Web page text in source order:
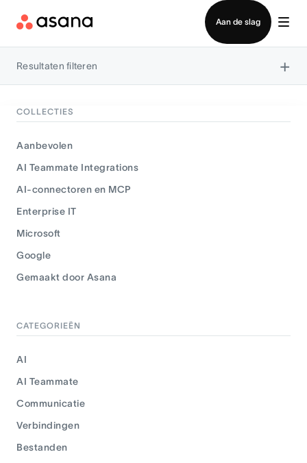
Aan de slag
Contact opnemen met verkoop
Resultaten filteren ×
COLLECTIES
Aanbevolen
AI Teammate Integrations
AI-connectoren en MCP
Enterprise IT
Microsoft
Google
Gemaakt door Asana
CATEGORIEËN
AI
AI Teammate
Communicatie
Verbindingen
Bestanden